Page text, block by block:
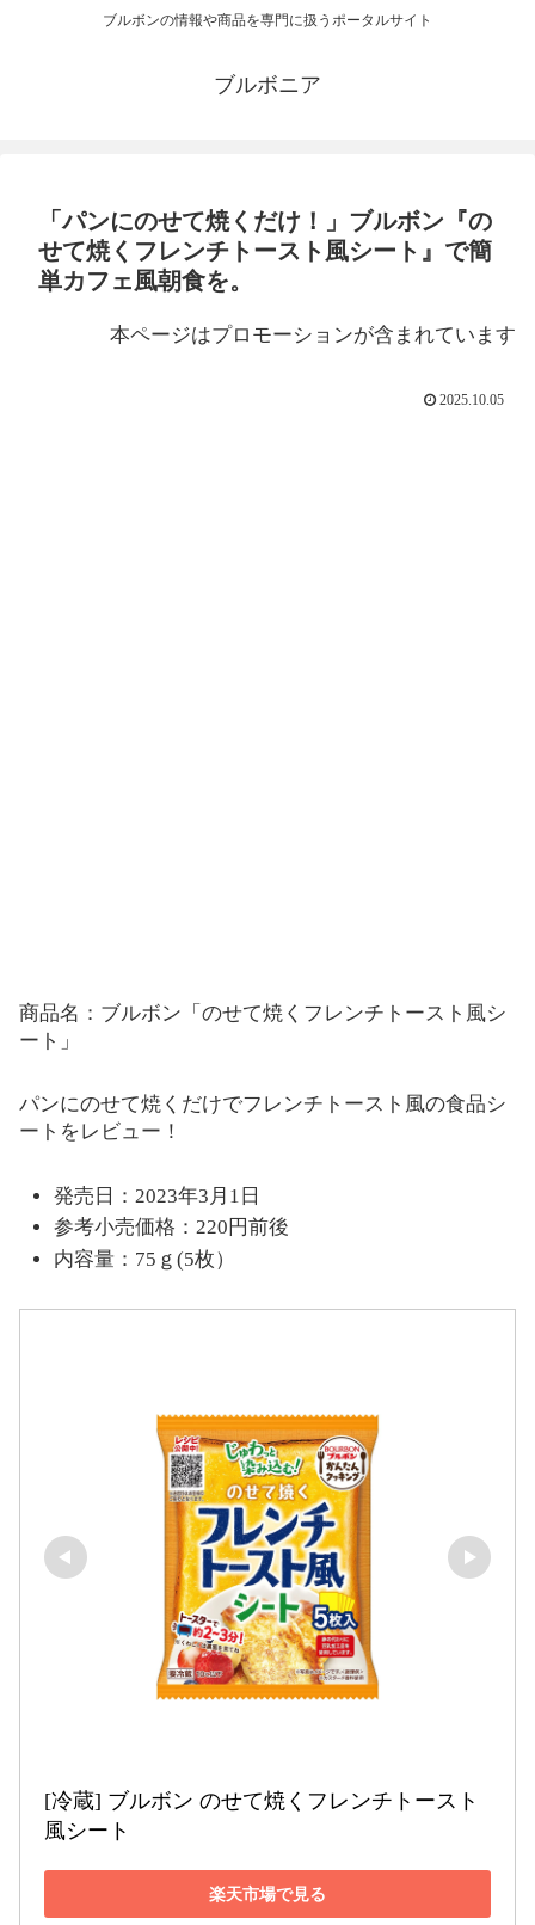
ブルボンの情報や商品を専門に扱うポータルサイト
ブルボニア
「パンにのせて焼くだけ！」ブルボン『の
せて焼くフレンチトースト風シート』で簡
単カフェ風朝食を。
本ページはプロモーションが含まれています
2025.10.05
商品名：ブルボン「のせて焼くフレンチトースト風シ
ート」
パンにのせて焼くだけでフレンチトースト風の食品シ
ートをレビュー！
発売日：2023年3月1日
参考小売価格：220円前後
内容量：75ｇ(5枚）
[冷蔵] ブルボン のせて焼くフレンチトースト
風シート
楽天市場で見る